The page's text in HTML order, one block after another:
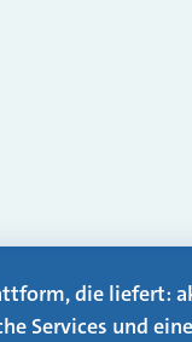
die liefert:
Services und